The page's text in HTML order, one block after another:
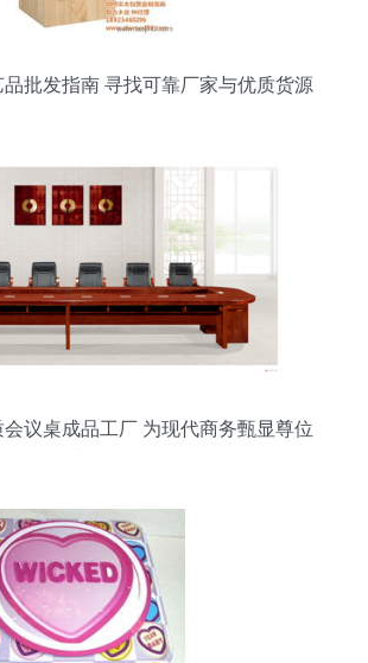
批发指南 寻找可靠厂家与优质货源
议桌成品工厂 为现代商务甄显尊位